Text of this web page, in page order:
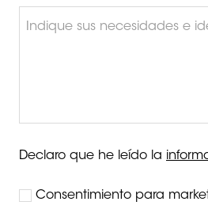
Declaro que he leído la
Consentimiento para